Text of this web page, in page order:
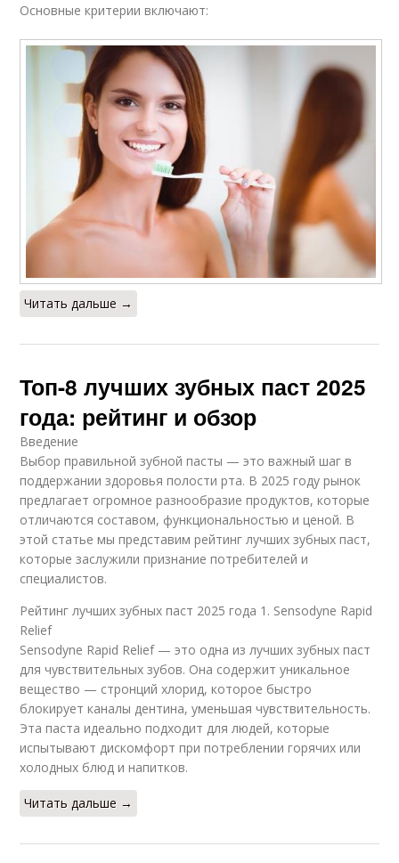
Основные критерии включают:
Читать дальше →
Топ-8 лучших зубных паст 2025
года: рейтинг и обзор
Введение
Выбор правильной зубной пасты — это важный шаг в
поддержании здоровья полости рта. В 2025 году рынок
предлагает огромное разнообразие продуктов, которые
отличаются составом, функциональностью и ценой. В
этой статье мы представим рейтинг лучших зубных паст,
которые заслужили признание потребителей и
специалистов.
Рейтинг лучших зубных паст 2025 года 1. Sensodyne Rapid
Relief
Sensodyne Rapid Relief — это одна из лучших зубных паст
для чувствительных зубов. Она содержит уникальное
вещество — стронций хлорид, которое быстро
блокирует каналы дентина, уменьшая чувствительность.
Эта паста идеально подходит для людей, которые
испытывают дискомфорт при потреблении горячих или
холодных блюд и напитков.
Читать дальше →